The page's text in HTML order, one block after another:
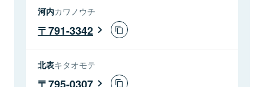
河内カワノウチ
791-3342
北表キタオモテ
795-0307